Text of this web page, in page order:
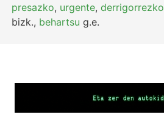
presazko, urgente,derrigorrezko
bizk., behartsu g.e.